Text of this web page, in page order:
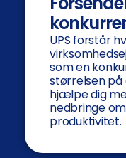
UPS forstår
som en
størrelsen på
hjælpe dig
nedbringe
produktivitet.